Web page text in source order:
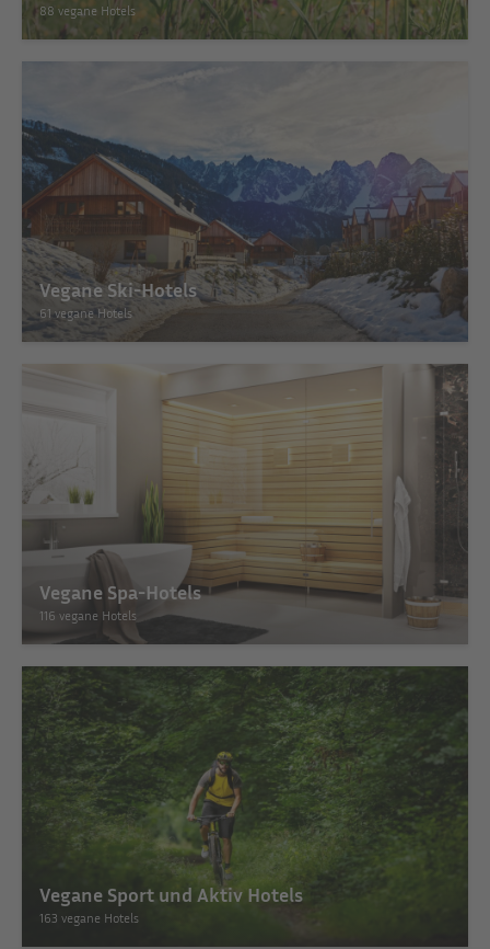
88 vegane Hotels
Vegane Ski-Hotels
61 vegane Hotels
Vegane Spa-Hotels
116 vegane Hotels
Vegane Sport und Aktiv Hotels
163 vegane Hotels